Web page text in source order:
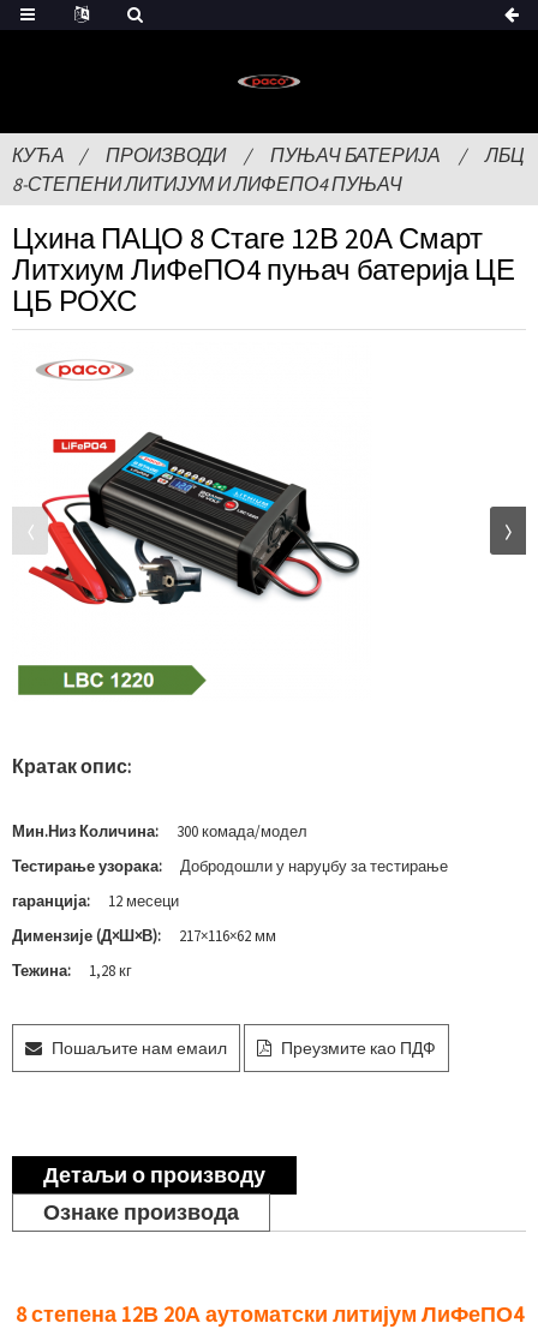
КУЋА ПРОИЗВОДИ ПУЊАЧ БАТЕРИЈА
ЛБЦ
8-СТЕПЕНИ ЛИТИЈУМ И ЛИФЕПО4 ПУЊАЧ
Цхина ПАЦО 8 Стаге 12В 20А Смарт
Литхиум ЛиФеПО4 пуњач батерија ЦЕ
ЦБ РОХС
Кратак опис:
Мин.Низ Количина:
300 комада/модел
Тестирање узорака:
Добродошли у наруџбу за тестирање
гаранција:
12 месеци
Димензије (Д×Ш×В):
217×116×62 мм
Тежина:
1,28 кг
Пошаљите нам емаил Преузмите као ПДФ
Детаљи о производу
Ознаке производа
8 степена 12В 20А аутоматски литијум ЛиФеПО4